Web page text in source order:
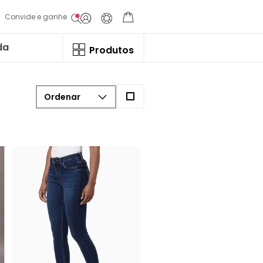
Convide e ganhe
Produtos